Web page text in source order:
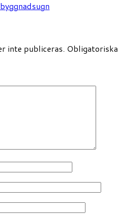
inte publiceras. Obligatoriska